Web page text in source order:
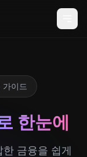
가이드
한눈에
한 금융을 쉽게